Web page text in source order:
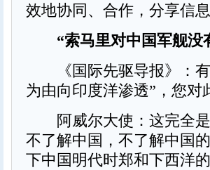
效地协同、合作，分享信
“索马里对中国军舰没
《国际先驱导报》：有
为由向印度洋渗透”，您对
阿威尔大使：这完全是
不了解中国，不了解中国
下中国明代时郑和下西洋